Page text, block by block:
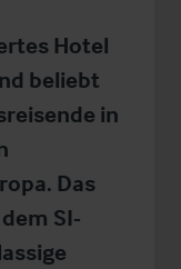
Hotel
beliebt
in
Das
SI-